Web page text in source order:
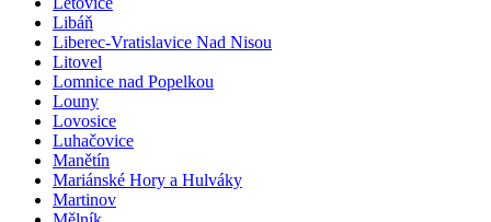
Libáň
Liberec-Vratislavice Nad Nisou
Litovel
Lomnice nad Popelkou
Louny
Lovosice
Luhačovice
Manětín
Mariánské Hory a Hulváky
Martinov